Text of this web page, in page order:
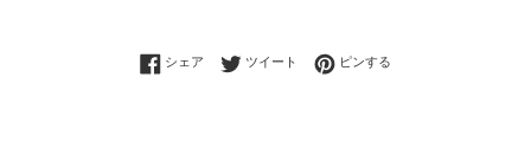
シェア Facebookでシェアする
ツイート Twitterに投稿する
ピンする